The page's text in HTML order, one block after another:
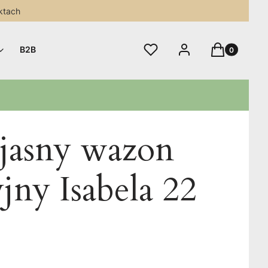
B2B Ulubione Zaloguj sięProdukty w
Koszyk
wazon
Isabela 22